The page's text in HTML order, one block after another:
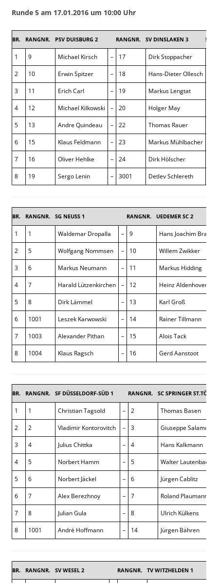
Runde 5 am 17.01.2016 um 10:00 Uhr
BR. RANGNR. PSV DUISBURG 2 RANGNR. SV DINSLAKEN 3 5,5 :
1 9 Michael Kirsch – 17 Dirk Stoppacher
2 10 Erwin Spitzer – 18 Hans-Dieter Ollesch
3 11 Erich Carl – 19 Markus Lengtat
4 12 Michael Kilkowski – 20 Holger May
5 13 Andre Quindeau – 22 Thomas Rauer
6 15 Klaus Feldmann – 23 Markus Mühlbacher
7 16 Oliver Hehlke – 24 Dirk Hölscher
8 19 Sergo Lenin – 3001 Detlev Schlereth
BR. RANGNR. SG NEUSS 1 RANGNR. UEDEMER SC 2
1 1 Waldemar Dropalla – 9 Hans Joachim
2 5 Wolfgang Nommsen – 10 Willem Zwikker
3 6 Markus Neumann – 11 Markus Hidding
4 7 Harald Lützenkirchen – 12 Heinz Aldenhoven
5 8 Dirk Lämmel – 13 Karl Groß
6 1001 Leszek Karwowski – 14 Rainer Tillmann
7 1003 Alexander Pithan – 15 Alois Tack
8 1004 Klaus Ragsch – 16 Gerd Aanstoot
BR. RANGNR. SF DÜSSELDORF-SÜD 1 RANGNR. SC SPRINGER
1 1 Christian Tagsold – 2 Thomas Basen
2 2 Vladimir Kontorovitch – 3 Giuseppe Salamone
3 4 Julius Chittka – 4 Hans Kalkmann
4 5 Norbert Hamm – 5 Walter Lautenbach
5 6 Norbert Jäckel – 6 Jürgen Cablitz
6 7 Alex Berezhnoy – 7 Roland Plaumann
7 8 Julian Gula – 8 Ulrich Külkens
8 1001 André Hoffmann – 14 Jürgen Bähren
BR. RANGNR. SV WESEL 2 RANGNR. TV WITZHELDEN 1